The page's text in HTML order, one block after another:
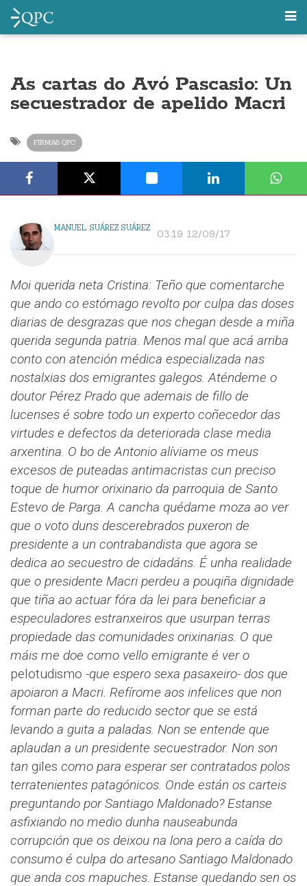
As cartas do Avó Pascasio: Un
secuestrador de apelido Macri
FIRMAS QPC
MANUEL SUÁREZ SUÁREZ 03:19 12/09/17
Moi querida neta Cristina: Teño que comentarche
que ando co estómago revolto por culpa das doses
diarias de desgrazas que nos chegan desde a miña
querida segunda patria. Menos mal que acá arriba
conto con atención médica especializada nas
nostalxias dos emigrantes galegos. Aténdeme o
doutor Pérez Prado que ademais de fillo de
lucenses é sobre todo un experto coñecedor das
virtudes e defectos da deteriorada clase media
arxentina. O bo de Antonio alíviame os meus
excesos de puteadas antimacristas cun preciso
toque de humor orixinario da parroquia de Santo
Estevo de Parga. A cancha quédame moza ao ver
que o voto duns descerebrados puxeron de
presidente a un contrabandista que agora se
dedica ao secuestro de cidadáns. É unha realidade
que o presidente Macri perdeu a pouqiña dignidade
que tiña ao actuar fóra da lei para beneficiar a
especuladores estranxeiros que usurpan terras
propiedade das comunidades orixinarias. O que
máis me doe como vello emigrante é ver o
pelotudismo -que espero sexa pasaxeiro- dos que
apoiaron a Macri. Refírome aos infelices que non
forman parte do reducido sector que se está
levando a guita a paladas. Non se entende que
aplaudan a un presidente secuestrador. Non son
tan giles como para esperar ser contratados polos
terratenientes patagónicos. Onde están os carteis
preguntando por Santiago Maldonado? Estanse
asfixiando no medio dunha nauseabunda
corrupción que os deixou na lona pero a caída do
consumo é culpa do artesano Santiago Maldonado
que anda cos mapuches. Estanse quedando sen os